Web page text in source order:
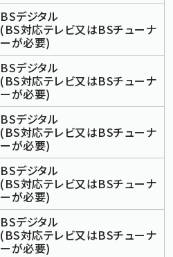
BSデジタル
(BS対応テレビ又はBSチューナ
ーが必要)
BSデジタル
(BS対応テレビ又はBSチューナ
ーが必要)
BSデジタル
(BS対応テレビ又はBSチューナ
ーが必要)
BSデジタル
(BS対応テレビ又はBSチューナ
ーが必要)
BSデジタル
(BS対応テレビ又はBSチューナ
ーが必要)